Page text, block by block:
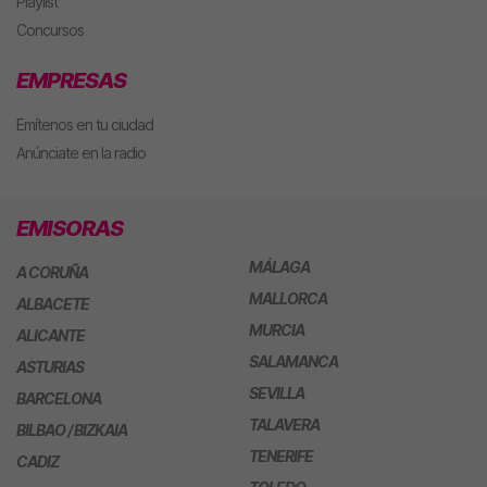
Concursos
EMPRESAS
Emítenos en tu ciudad
Anúnciate en la radio
EMISORAS
A CORUÑA
ALBACETE
ALICANTE
ASTURIAS
BARCELONA
BILBAO / BIZKAIA
CADIZ
MÁLAGA
MALLORCA
MURCIA
SALAMANCA
SEVILLA
TALAVERA
TENERIFE